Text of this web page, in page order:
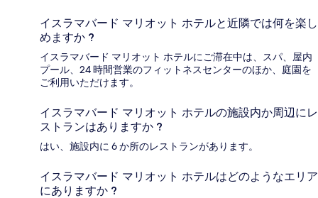
イスラマバード マリオット ホテルと近隣では何を楽し
めますか ?
イスラマバード マリオット ホテルにご滞在中は、スパ、屋内
プール、24 時間営業のフィットネスセンターのほか、庭園を
ご利用いただけます。
イスラマバード マリオット ホテルの施設内か周辺にレ
ストランはありますか ?
はい、施設内に 6 か所のレストランがあります。
イスラマバード マリオット ホテルはどのようなエリア
にありますか ?